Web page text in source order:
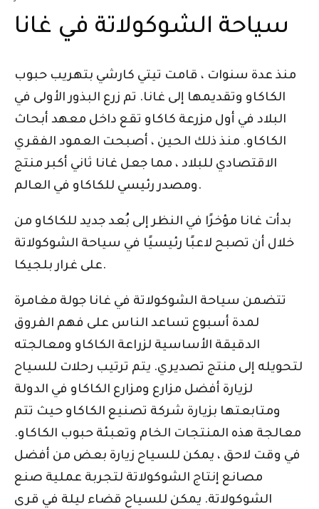
سياحة الشوكولاتة في غانا
منذ عدة سنوات ، قامت تيتي كارشي بتهريب حبوب
الكاكاو وتقديمها إلى غانا. تم زرع البذور الأولى في
البلاد في أول مزرعة كاكاو تقع داخل معهد أبحاث
الكاكاو. منذ ذلك الحين ، أصبحت العمود الفقري
الاقتصادي للبلاد ، مما جعل غانا ثاني أكبر منتج
ومصدر رئيسي للكاكاو في العالم.
بدأت غانا مؤخرًا في النظر إلى بُعد جديد للكاكاو من
خلال أن تصبح لاعبًا رئيسيًا في سياحة الشوكولاتة
على غرار بلجيكا.
تتضمن سياحة الشوكولاتة في غانا جولة مغامرة
لمدة أسبوع تساعد الناس على فهم الفروق
الدقيقة الأساسية لزراعة الكاكاو ومعالجته
لتحويله إلى منتج تصديري. يتم ترتيب رحلات للسياح
لزيارة أفضل مزارع ومزارع الكاكاو في الدولة
ومتابعتها بزيارة شركة تصنيع الكاكاو حيث تتم
معالجة هذه المنتجات الخام وتعبئة حبوب الكاكاو.
في وقت لاحق ، يمكن للسياح زيارة بعض من أفضل
مصانع إنتاج الشوكولاتة لتجربة عملية صنع
الشوكولاتة. يمكن للسياح قضاء ليلة في قرى